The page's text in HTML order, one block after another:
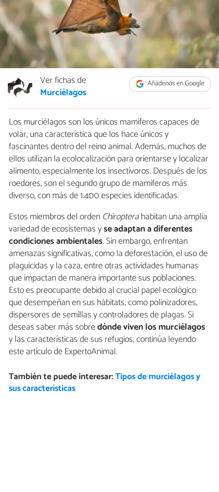
Añádenos en Google
Ver fichas de
Murciélagos
Los murciélagos son los únicos mamíferos capaces de
volar, una característica que los hace únicos y
fascinantes dentro del reino animal. Además, muchos de
ellos utilizan la ecolocalización para orientarse y localizar
alimento, especialmente los insectívoros. Después de los
roedores, son el segundo grupo de mamíferos más
diverso, con más de 1.400 especies identificadas.
Estos miembros del orden Chiropterahabitan una amplia
variedad de ecosistemas yse adaptan a diferentes
condiciones ambientales. Sin embargo, enfrentan
amenazas significativas, como la deforestación, el uso de
plaguicidas y la caza, entre otras actividades humanas
que impactan de manera importante sus poblaciones.
Esto es preocupante debido al crucial papel ecológico
que desempeñan en sus hábitats, como polinizadores,
dispersores de semillas y controladores de plagas. Si
deseas saber más sobredónde viven los murciélagos
y las características de sus refugios, continúa leyendo
este artículo de ExpertoAnimal.
También te puede interesar:Tipos de murciélagos y
sus características